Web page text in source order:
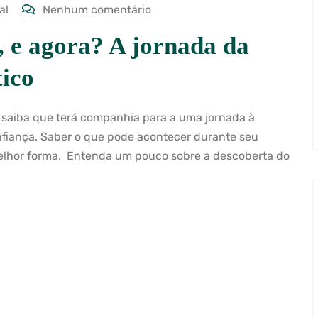
Nenhum comentário
e agora? A jornada da
que terá companhia para a uma jornada à
Saber o que pode acontecer durante seu
forma. Entenda um pouco sobre a descoberta do